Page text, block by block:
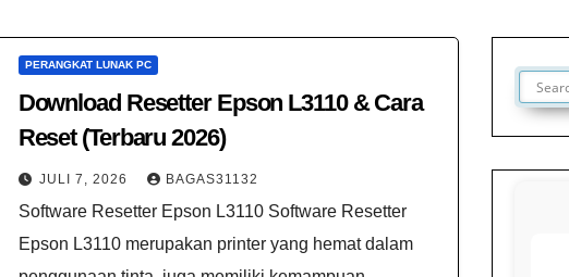
PERANGKAT LUNAK PC
Download Resetter Epson L3110 & Cara
Reset (Terbaru 2026)
JULI 7, 2026 BAGAS31132
Software Resetter Epson L3110 Software Resetter
Epson L3110 merupakan printer yang hemat dalam